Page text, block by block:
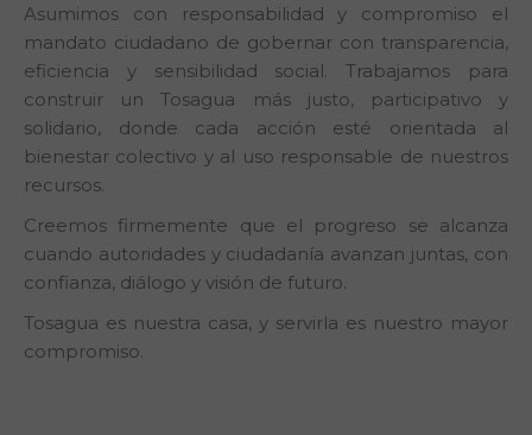
Asumimos con responsabilidad y compromiso el
mandato ciudadano de gobernar con transparencia,
eficiencia y sensibilidad social. Trabajamos para
construir un Tosagua más justo, participativo y
solidario, donde cada acción esté orientada al
bienestar colectivo y al uso responsable de nuestros
recursos.
Creemos firmemente que el progreso se alcanza
cuando autoridades y ciudadanía avanzan juntas, con
confianza, diálogo y visión de futuro.
Tosagua es nuestra casa, y servirla es nuestro mayor
compromiso.